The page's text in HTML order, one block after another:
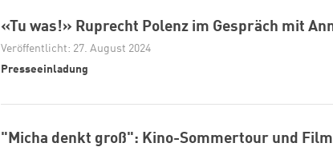
«Tu was!» Ruprecht Polenz im Gespräch mit
Veröffentlicht: 27. August 2024
Presseeinladung
"Micha denkt groß": Kino-Sommertour und